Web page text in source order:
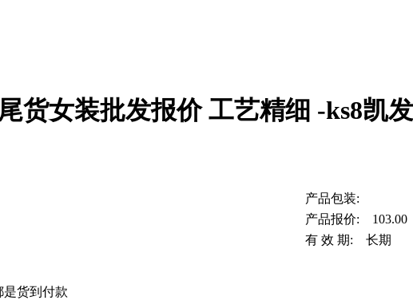
货女装批发报价 工艺精细 -ks8凯
产品包装:
产品报价: 103.00
有 效 期: 长期
货到付款